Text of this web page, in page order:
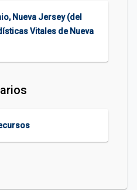
Nueva Jersey (del
Vitales de Nueva